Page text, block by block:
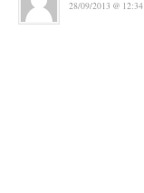
28/09/2013 @ 12:34